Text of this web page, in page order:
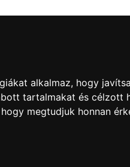
alkalmaz, hogy
tartalmakat és célzott
megtudjuk honnan
elején. A parkavatót július 8-
eredményét, amely